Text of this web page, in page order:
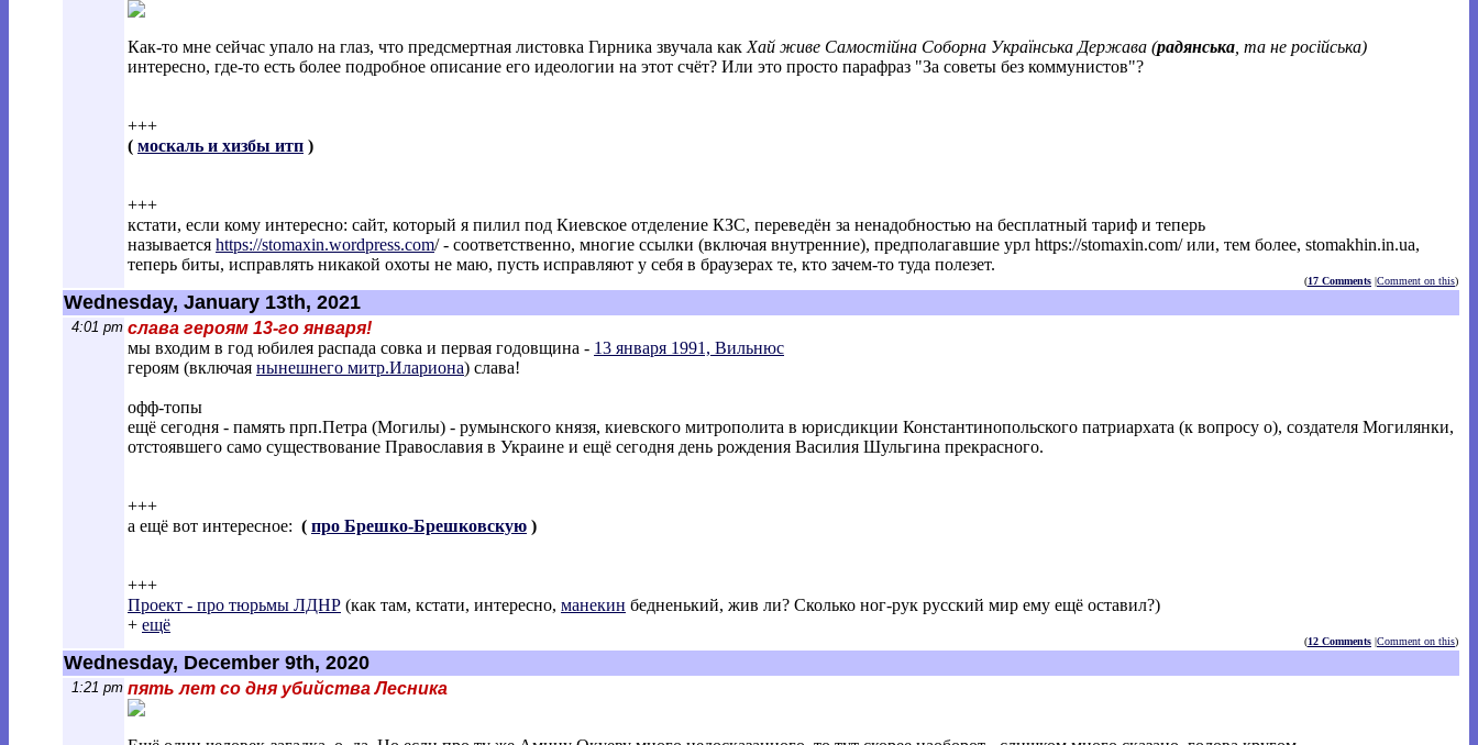
Как-то мне сейчас упало на глаз, что предсмертная листовка Гирника звучала как Хай живе Самостійна Соборна Українська Держава (радянська , та не російська)
интересно, где-то есть более подробное описание его идеологии на этот счёт? Или это просто парафраз "За советы без коммунистов"?
+++
( москаль и хизбы итп )
+++
кстати, если кому интересно: сайт, который я пилил под Киевское отделение КЗС, переведён за ненадобностью на бесплатный тариф и теперь
называется https://stomaxin.wordpress.com/ - соответственно, многие ссылки (включая внутренние), предполагавшие урл https://stomaxin.com/ или, тем более, stomakhin.in.ua,
теперь биты, исправлять никакой охоты не маю, пусть исправляют у себя в браузерах те, кто зачем-то туда полезет.
(17 Comments |Comment on this)
Wednesday, January 13th, 2021
4:01 pm слава героям 13-го января!
мы входим в год юбилея распада совка и первая годовщина - 13 января 1991, Вильнюс
героям (включая нынешнего митр.Илариона) слава!
офф-топы
ещё сегодня - память прп.Петра (Могилы) - румынского князя, киевского митрополита в юрисдикции Константинопольского патриархата (к вопросу о), создателя Могилянки,
отстоявшего само существование Православия в Украине и ещё сегодня день рождения Василия Шульгина прекрасного.
+++
а ещё вот интересное: ( про Брешко-Брешковскую )
+++
Проект - про тюрьмы ЛДНР (как там, кстати, интересно, манекин бедненький, жив ли? Сколько ног-рук русский мир ему ещё оставил?)
+ ещё
(12 Comments |Comment on this)
Wednesday, December 9th, 2020
1:21 pm пять лет со дня убийства Лесника